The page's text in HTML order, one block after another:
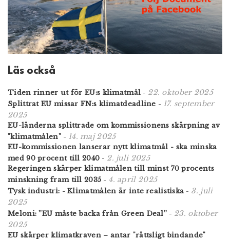
Läs också
Tiden rinner ut för EU:s klimatmål - 22. oktober 2025
Splittrat EU missar FN:s klimatdeadline - 17. september
2025
EU-länderna splittrade om kommissionens skärpning av
"klimatmålen"- 14. maj 2025
EU-kommissionen lanserar nytt klimatmål - ska minska
med 90 procent till 2040 - 2. juli 2025
Regeringen skärper klimatmålen till minst 70 procents
minskning fram till 2035 - 4. april 2025
Tysk industri: - Klimatmålen är inte realistiska - 3. juli
2025
Meloni: ”EU måste backa från Green Deal” - 23. oktober
2025
EU skärper klimatkraven – antar "rättsligt bindande"